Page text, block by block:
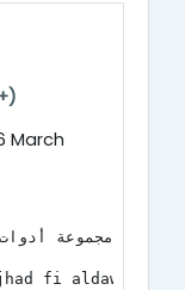
March
مجموعة أدوات الإجهاض في الدوحة
fi aldawha